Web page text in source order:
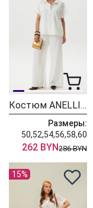
Костюм ANELLI LAUREL 1405-1 латте на кокосовом
Размеры:
50,52,54,56,58,60
262 BYN286 BYN
15%